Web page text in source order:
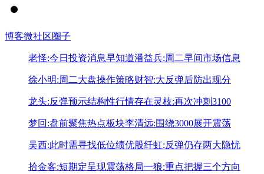
博客微社区圈子
老怪:今日投资消息早知道潘益兵:周二早间市场信息
徐小明:周二大盘操作策略财智:大反弹后防出现分
龙头:反弹预示结构性行情存在灵枝:再次冲刺3100
梦回:盘前聚焦热点板块李清远:围绕3000展开震荡
吴西:此时需寻找低位绩优股纤虹:反弹仍存两大隐忧
拾金客:短期定呈现震荡格局一狼:重点把握三个方向